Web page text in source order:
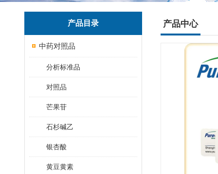
产品目录
中药对照品
分析标准品
对照品
芒果苷
石杉碱乙
银杏酸
黄豆黄素
产品中心